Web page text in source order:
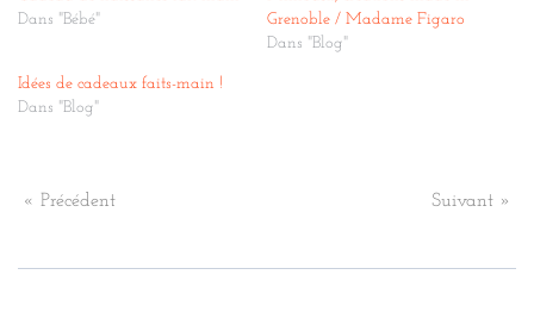
Dans "Bébé"
Grenoble / Madame Figaro
Dans "Blog"
Idées de cadeaux faits-main !
Dans "Blog"
« Précédent Suivant »